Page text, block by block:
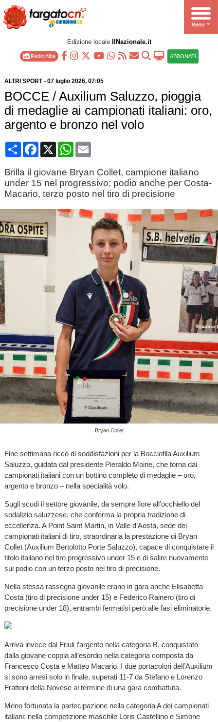
Edizione locale IlNazionale.it
Radio Alba ABBONATI
ALTRI SPORT- 07 luglio 2026, 07:05
BOCCE / Auxilium Saluzzo, pioggia
di medaglie ai campionati italiani: oro,
argento e bronzo nel volo
CondividiFacebook
X WhatsApp
Email
Brilla il giovane Bryan Collet, campione italiano
under 15 nel progressivo; podio anche per Costa-
Macario, terzo posto nel tiro di precisione
Bryan Collet
Fine settimana ricco di soddisfazioni per la Bocciofila Auxilium
Saluzzo, guidata dal presidente Pieraldo Moine, che torna dai
campionati italiani con un bottino completo di medaglie – oro,
argento e bronzo – nella specialità volo.
Sugli scudi il settore giovanile, da sempre fiore all’occhiello del
sodalizio saluzzese, che conferma la propria tradizione di
eccellenza. A Point Saint Martin, in Valle d’Aosta, sede dei
campionati italiani di tiro, straordinaria la prestazione di Bryan
Collet (Auxilium Bertolotto Porte Saluzzo), capace di conquistare il
titolo italiano nel tiro progressivo under 15 e di salire nuovamente
sul podio con un terzo posto nel tiro di precisione.
Nella stessa rassegna giovanile erano in gara anche Elisabetta
Costa (tiro di precisione under 15) e Federico Rainero (tiro di
precisione under 18), entrambi fermatisi però alle fasi eliminatorie.
Arriva invece dal Friuli l’argento nella categoria B, conquistato
dalla giovane coppia all’esordio nella categoria composta da
Francesco Costa e Matteo Macario. I due portacolori dell’Auxilium
si sono arresi solo in finale, superati 11-7 da Stefano e Lorenzo
Frattoni della Novese al termine di una gara combattuta.
Meno fortunata la partecipazione nella categoria A dei campionati
italiani: nella competizione maschile Loris Castellino e Simone